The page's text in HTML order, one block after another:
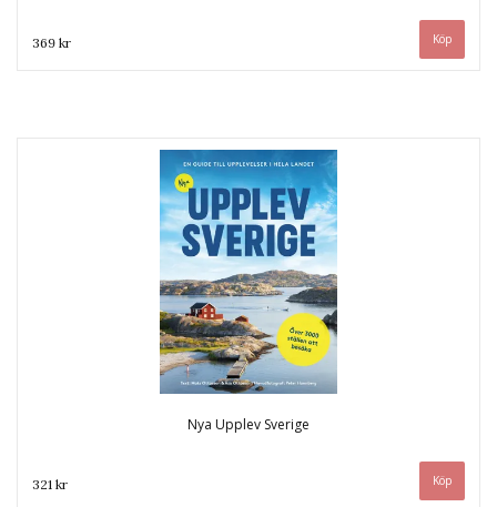
369 kr
Nya Upplev Sverige
321 kr